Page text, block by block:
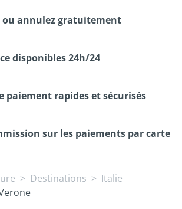
ou annulez gratuitement
disponibles 24h/24
paiement rapides et sécurisés
sur les paiements par carte
Destinations
Italie